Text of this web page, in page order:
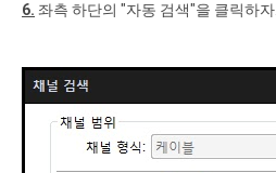
6. 좌측 하단의 "자동 검색"을 클릭하자.